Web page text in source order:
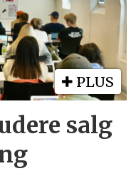
PLUS
salg